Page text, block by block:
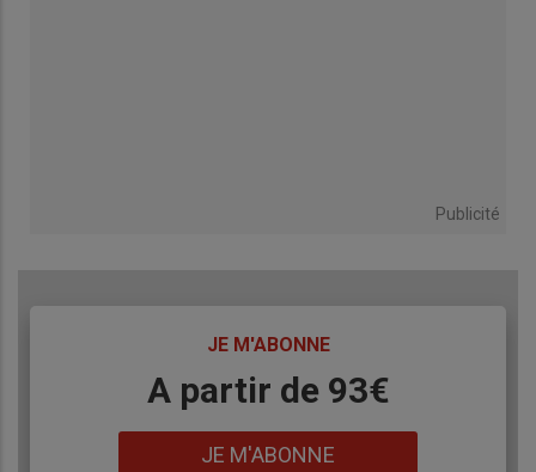
Publicité
JE M'ABONNE
A partir de 93€
JE M'ABONNE